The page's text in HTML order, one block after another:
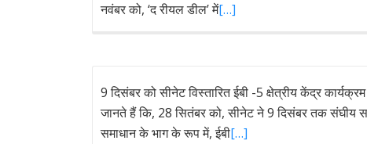
नवंबर को, ‘द रीयल डील’ में[…]
9 दिसंबर को सीनेट विस्तारित ईबी -5 क्षेत्रीय केंद्र
जानते हैं कि, 28 सितंबर को, सीनेट ने 9 दिसंबर तक संघीय
समाधान के भाग के रूप में, ईबी[…]